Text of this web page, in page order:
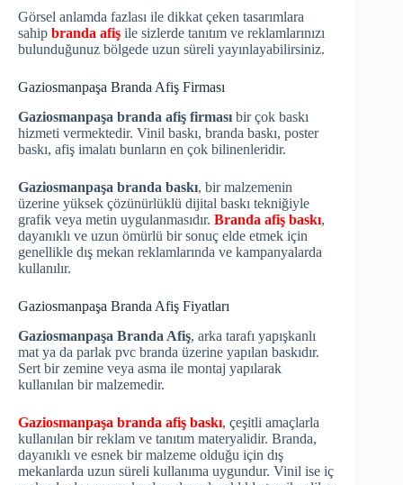
Görsel anlamda fazlası ile dikkat çeken tasarımlara
sahip branda afiş ile sizlerde tanıtım ve reklamlarınızı
bulunduğunuz bölgede uzun süreli yayınlayabilirsiniz.
Gaziosmanpaşa Branda Afiş Firması
Gaziosmanpaşa branda afiş firması bir çok baskı
hizmeti vermektedir. Vinil baskı, branda baskı, poster
baskı, afiş imalatı bunların en çok bilinenleridir.
Gaziosmanpaşa branda baskı, bir malzemenin
üzerine yüksek çözünürlüklü dijital baskı tekniğiyle
grafik veya metin uygulanmasıdır. Branda afiş baskı,
dayanıklı ve uzun ömürlü bir sonuç elde etmek için
genellikle dış mekan reklamlarında ve kampanyalarda
kullanılır.
Gaziosmanpaşa Branda Afiş Fiyatları
Gaziosmanpaşa Branda Afiş, arka tarafı yapışkanlı
mat ya da parlak pvc branda üzerine yapılan baskıdır.
Sert bir zemine veya asma ile montaj yapılarak
kullanılan bir malzemedir.
Gaziosmanpaşa branda afiş baskı, çeşitli amaçlarla
kullanılan bir reklam ve tanıtım materyalidir. Branda,
dayanıklı ve esnek bir malzeme olduğu için dış
mekanlarda uzun süreli kullanıma uygundur. Vinil ise iç